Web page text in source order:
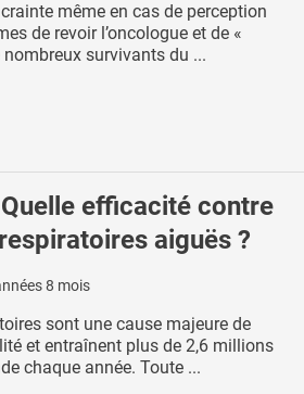
même en cas de perception
de revoir l’oncologue et de «
nombreux survivants du ...
efficacité contre
aiguës ?
8 mois
sont une cause majeure de
et entraînent plus de 2,6 millions
chaque année. Toute ...